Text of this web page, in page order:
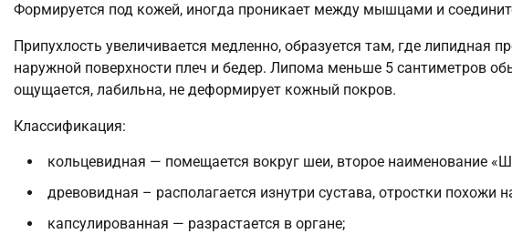
Формируется под кожей, иногда проникает между мышцами и
Припухлость увеличивается медленно, образуется там, где липидная
наружной поверхности плеч и бедер. Липома меньше 5 сантиметров
ощущается, лабильна, не деформирует кожный покров.
Классификация:
кольцевидная — помещается вокруг шеи, второе наименование
древовидная – располагается изнутри сустава, отростки похожи
капсулированная — разрастается в органе;